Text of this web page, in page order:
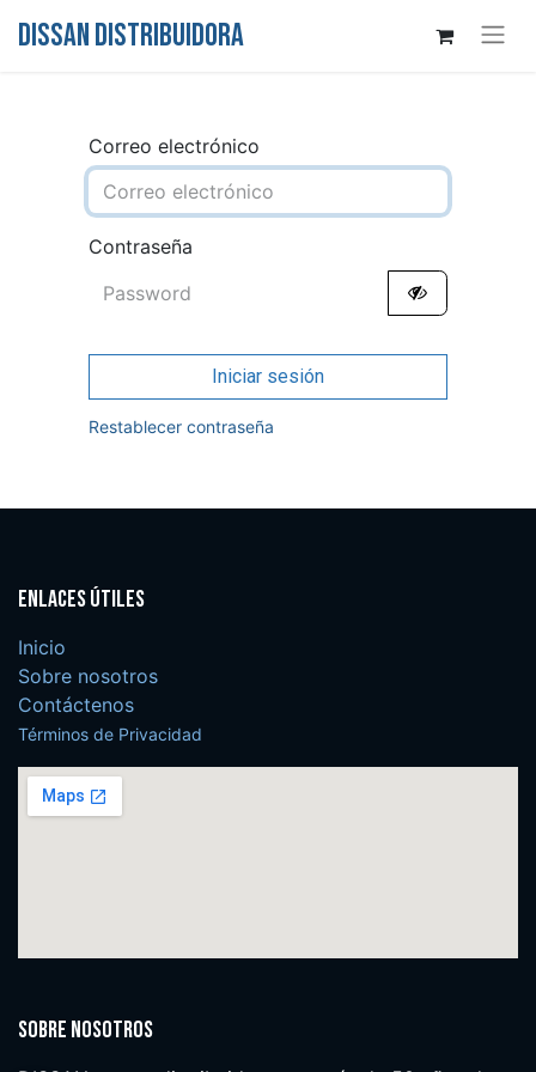
DISSAN DISTRIBUIDORA
Correo electrónico
Contraseña
Iniciar sesión
Restablecer contraseña
Enlaces útiles
Inicio
Sobre nosotros
Contáctenos
Términos de Privacidad
Sobre nosotros